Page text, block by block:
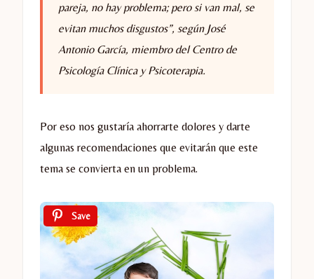
pareja, no hay problema; pero si van mal, se
evitan muchos disgustos”, según José
Antonio García, miembro del Centro de
Psicología Clínica y Psicoterapia.
Por eso nos gustaría ahorrarte dolores y darte
algunas recomendaciones que evitarán que este
tema se convierta en un problema.
Save